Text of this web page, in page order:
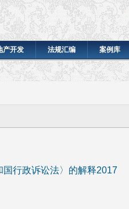
产开发 法规汇编 案例库
行政诉讼法〉的解释2017